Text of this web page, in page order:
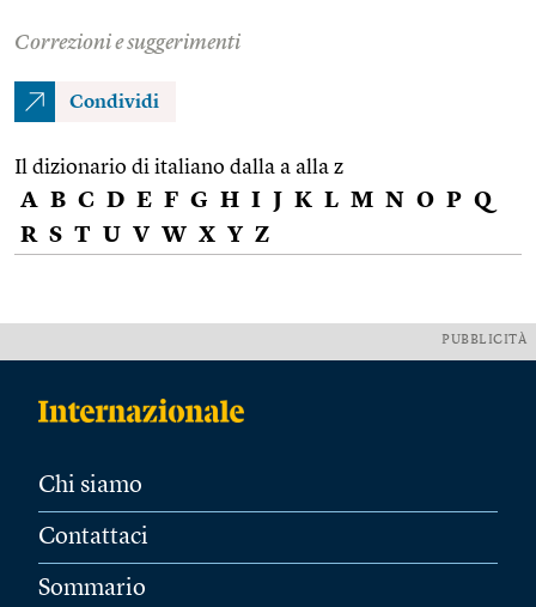
Correzioni e suggerimenti
Condividi
Il dizionario di italiano dalla a alla z
A B C D E F G H I J K L M N O P Q
R S T U V W X Y Z
PUBBLICITÀ
Chi siamo
Contattaci
Sommario